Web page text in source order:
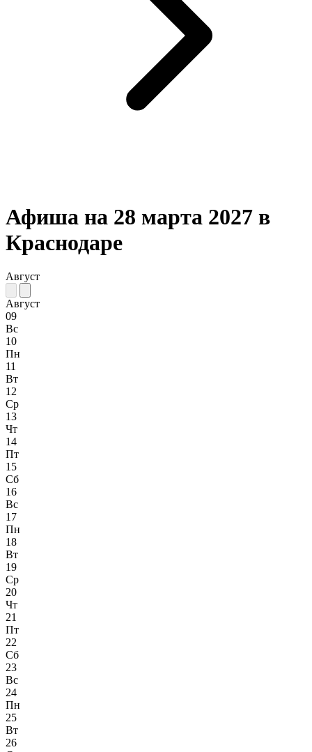
Афиша на 28 марта 2027 в
Краснодаре
Август
Август
09
Вс
10
Пн
11
Вт
12
Ср
13
Чт
14
Пт
15
Сб
16
Вс
17
Пн
18
Вт
19
Ср
20
Чт
21
Пт
22
Сб
23
Вс
24
Пн
25
Вт
26